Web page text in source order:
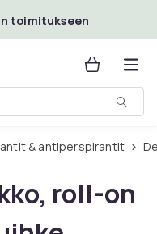
toimitukseen
& antiperspirantit
roll-on